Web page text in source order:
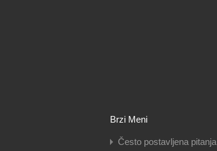
Brzi Meni
Često postavljena pitanja